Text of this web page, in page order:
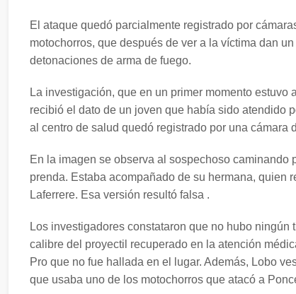
El ataque quedó parcialmente registrado por
motochorros, que después de ver a la víctima dan
detonaciones de arma de fuego.
La investigación, que en un primer momento
recibió el dato de un joven que había sido atendido
al centro de salud quedó registrado por una cámara
En la imagen se observa al sospechoso
prenda. Estaba acompañado de su hermana, quien
Laferrere. Esa versión resultó falsa .
Los investigadores constataron que no hubo
calibre del proyectil recuperado en la atención
Pro que no fue hallada en el lugar. Además, Lobo
que usaba uno de los motochorros que atacó a